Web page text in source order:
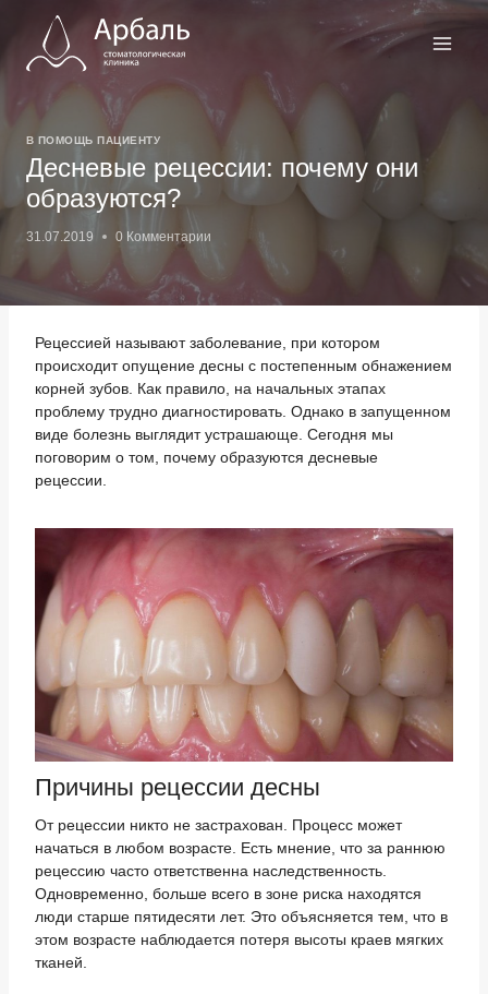
содержимому
В ПОМОЩЬ ПАЦИЕНТУ
Десневые рецессии: почему они
образуются?
31.07.2019 0 Комментарии
Рецессией называют заболевание, при котором
происходит опущение десны с постепенным обнажением
корней зубов. Как правило, на начальных этапах
проблему трудно диагностировать. Однако в запущенном
виде болезнь выглядит устрашающе. Сегодня мы
поговорим о том, почему образуются десневые
рецессии.
Причины рецессии десны
От рецессии никто не застрахован. Процесс может
начаться в любом возрасте. Есть мнение, что за раннюю
рецессию часто ответственна наследственность.
Одновременно, больше всего в зоне риска находятся
люди старше пятидесяти лет. Это объясняется тем, что в
этом возрасте наблюдается потеря высоты краев мягких
тканей.